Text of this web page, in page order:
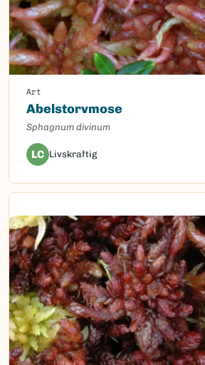
Art
Abelstorvmose
Sphagnum divinum
LC Livskraftig